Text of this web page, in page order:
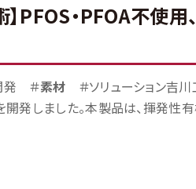
PFOS・PFOA不使用
発 ＃素材 ＃ソリューション吉
発しました。本製品は、揮発性有